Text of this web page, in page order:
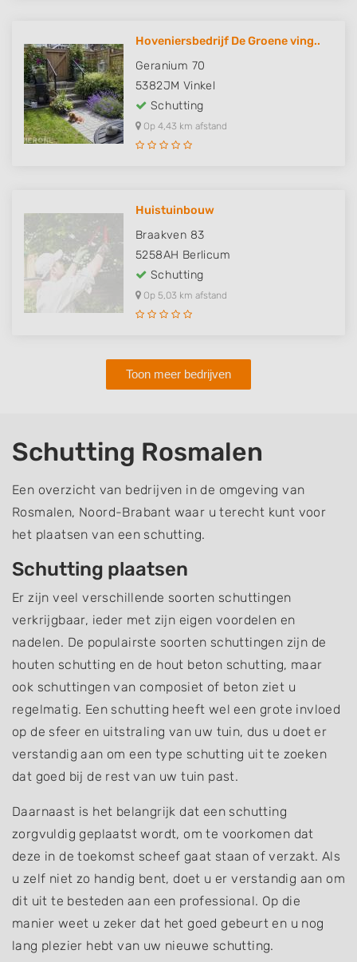
Hoveniersbedrijf De Groene ving..
Geranium 70
5382JM Vinkel
Schutting
Op 4,43 km afstand
Huistuinbouw
Braakven 83
5258AH Berlicum
Schutting
Op 5,03 km afstand
Toon meer bedrijven
Schutting Rosmalen
Een overzicht van bedrijven in de omgeving van
Rosmalen, Noord-Brabant waar u terecht kunt voor
het plaatsen van een schutting.
Schutting plaatsen
Er zijn veel verschillende soorten schuttingen
verkrijgbaar, ieder met zijn eigen voordelen en
nadelen. De populairste soorten schuttingen zijn de
houten schutting en de hout beton schutting, maar
ook schuttingen van composiet of beton ziet u
regelmatig. Een schutting heeft wel een grote invloed
op de sfeer en uitstraling van uw tuin, dus u doet er
verstandig aan om een type schutting uit te zoeken
dat goed bij de rest van uw tuin past.
Daarnaast is het belangrijk dat een schutting
zorgvuldig geplaatst wordt, om te voorkomen dat
deze in de toekomst scheef gaat staan of verzakt. Als
u zelf niet zo handig bent, doet u er verstandig aan om
dit uit te besteden aan een professional. Op die
manier weet u zeker dat het goed gebeurt en u nog
lang plezier hebt van uw nieuwe schutting.